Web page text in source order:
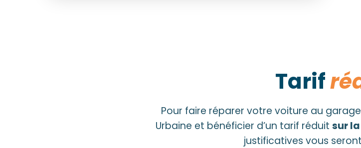
Tarif
Pour faire réparer votre voiture au
Urbaine et bénéficier d’un tarif réduit sur
justificatives vous